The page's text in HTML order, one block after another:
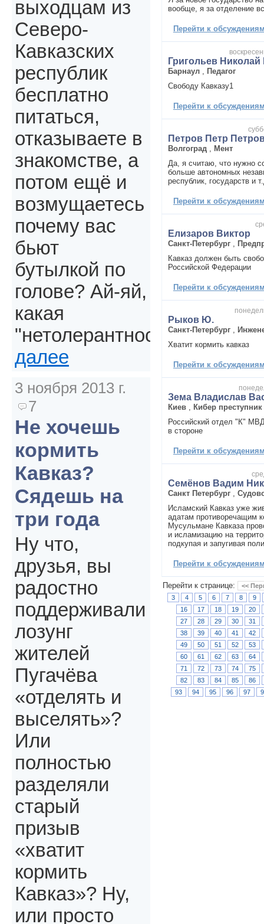
вообще, я за отделение
Перейти к
Григольев
Барнаул
Педагог
Свободу Кавказу1
Перейти к
Петров Петр
Волгоград
Мент
Да, я считаю, что нужно
больше автономных
республик, государств и
Перейти к
Елизаров Виктор
Санкт-Петербург
Кавказ должен быть
Российской Федерации
Перейти к
Рыков Ю.
Санкт-Петербург
Хватит кормить кавказ
Перейти к
Зема Владислав
Киев
Кибер
Российский отдел "К"
в стороне
Перейти к
Семёнов Вадим
Санкт Петербург
Исламский Кавказ уже
адатам противоречащим
Мусульмане Кавказа
и исламизацию на
подкупая и запугивая
Перейти к
Перейти к странице:
<<
3
4 5 6 7 8
9
16
17 18 19
20
27
28 29 30
31
38
39 40 41
42
49
50 51 52
53
60
61 62 63
64
71
72 73 74
75
82
83 84 85
86
93
94 95 96 97
выходцам из
Северо-
Кавказских
республик
бесплатно
питаться,
отказываете в
знакомстве, а
потом ещё и
возмущаетесь
почему вас
бьют
бутылкой по
голове? Ай-яй,
какая
"нетолерантность".
далее
3 ноября 2013 г.
7
Не хочешь
кормить
Кавказ?
Сядешь на
три года
Ну что,
друзья, вы
радостно
поддерживали
лозунг
жителей
Пугачёва
«отделять и
выселять»?
Или
полностью
разделяли
старый
призыв
«хватит
кормить
Кавказ»? Ну,
или просто